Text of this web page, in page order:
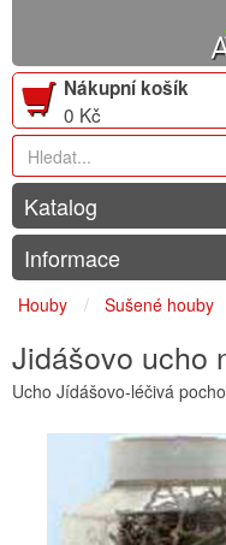
Nákupní košík
0 Kč
Katalog
Informace
Houby Sušené houby
Jidášovo ucho
Ucho Jídášovo-léčivá